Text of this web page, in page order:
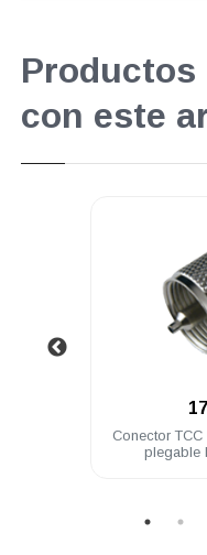
Productos
con este
Conector TCC UHF / PL-259
plegable